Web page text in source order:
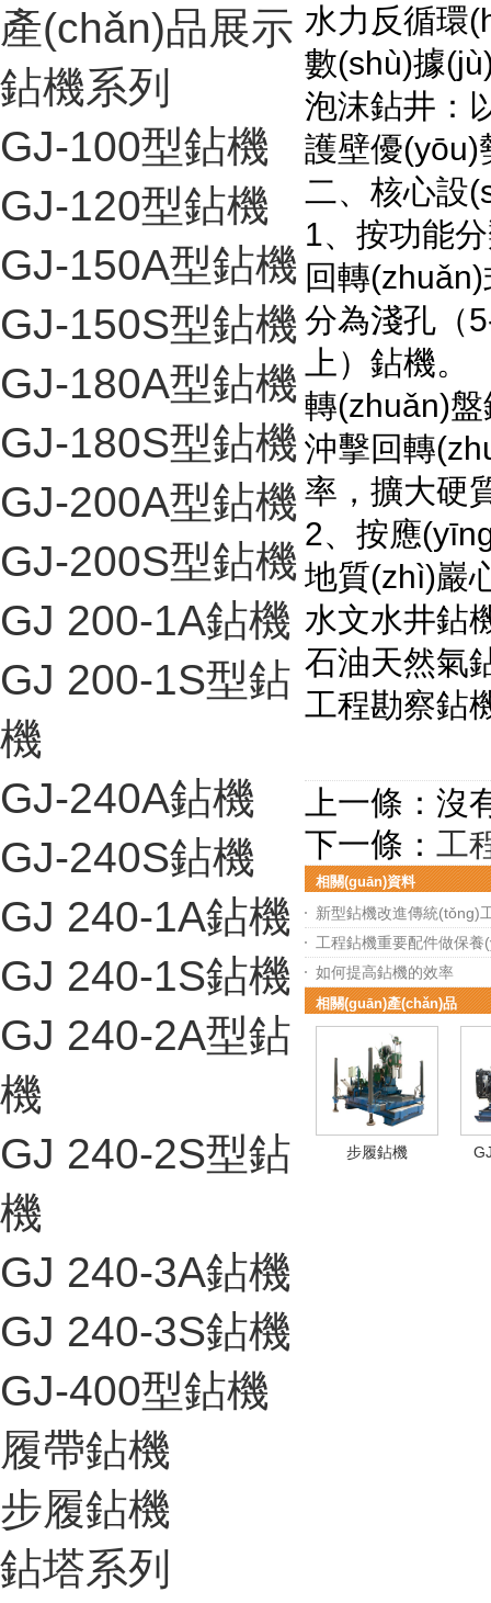
水力反循環
數(shù)據
泡沫鉆井：
護壁優(yōu)
二、核心
1、按功能
回轉(zhuǎn)
分為淺孔（5-
上）鉆機。
轉(zhuǎn)盤鉆
沖擊回轉
率，擴大硬
2、按應
地質(zhì)巖
水文水井鉆
石油天然氣
工程勘察鉆機
上一條：沒
下一條： 工
相關(guān)資料
新型鉆機改進傳統(tǒng)
工程鉆機重要配件做保
如何提高鉆機的效率
相關(guān)產(chǎn)品
步履鉆機
產(chǎn)品展示
鉆機系列
GJ-100型鉆機
GJ-120型鉆機
GJ-150A型鉆機
GJ-150S型鉆機
GJ-180A型鉆機
GJ-180S型鉆機
GJ-200A型鉆機
GJ-200S型鉆機
GJ 200-1A鉆機
GJ 200-1S型鉆
機
GJ-240A鉆機
GJ-240S鉆機
GJ 240-1A鉆機
GJ 240-1S鉆機
GJ 240-2A型鉆
機
GJ 240-2S型鉆
機
GJ 240-3A鉆機
GJ 240-3S鉆機
GJ-400型鉆機
履帶鉆機
步履鉆機
鉆塔系列